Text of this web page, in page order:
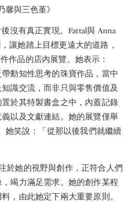
與三色堇》
沒有真正實現。Fattal與 Anna
讓她踏上目標更遠大的道路，
作品的店內展覽。她表示：
帶動知性思考的珠寶作品，當中
識交流，而非只與零售價值及
於其特製書盒之中，內蓋記錄
以及文獻連結。她的展覽僅舉
她笑說：「從那以後我們就繼續
於她的視野與創作，正符合人們
竭力滿足需求。她的創作某程
，由此她定下兩大重要原則。